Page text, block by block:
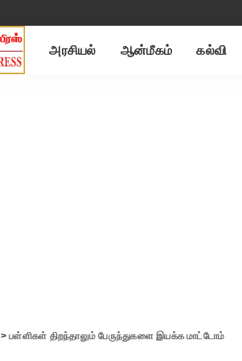
அரசியல் ஆன்மீகம் கல்வி
>பள்ளிகள் திறந்தாலும் பேருந்துகளை இயக்க மாட்டோம்